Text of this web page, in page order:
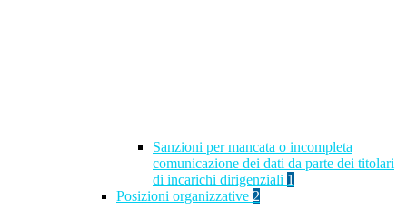
Sanzioni per mancata o incompleta
comunicazione dei dati da parte dei titolari
di incarichi dirigenziali 1
Posizioni organizzative 2